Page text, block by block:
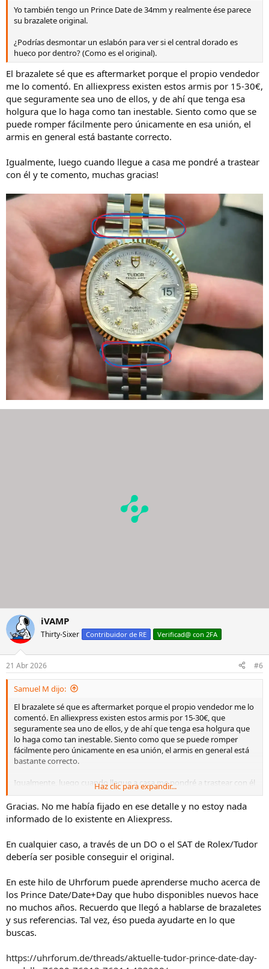
Yo también tengo un Prince Date de 34mm y realmente ése parece
su brazalete original.
¿Podrías desmontar un eslabón para ver si el central dorado es
hueco por dentro? (Como es el original).
El brazalete sé que es aftermarket porque el propio vendedor
me lo comentó. En alliexpress existen estos armis por 15-30€,
que seguramente sea uno de ellos, y de ahí que tenga esa
holgura que lo haga como tan inestable. Siento como que se
puede romper fácilmente pero únicamente en esa unión, el
armis en general está bastante correcto.
Igualmente, luego cuando llegue a casa me pondré a trastear
con él y te comento, muchas gracias!
iVAMP
Thirty-Sixer Contribuidor de RE Verificad@ con 2FA
21 Abr 2026 #6
Samuel M dijo:
El brazalete sé que es aftermarket porque el propio vendedor me lo
comentó. En alliexpress existen estos armis por 15-30€, que
seguramente sea uno de ellos, y de ahí que tenga esa holgura que
lo haga como tan inestable. Siento como que se puede romper
fácilmente pero únicamente en esa unión, el armis en general está
bastante correcto.
Igualmente, luego cuando llegue a casa me pondré a trastear con él
Ver el archivos adjunto 3479401
Haz clic para expandir...
Gracias. No me había fijado en ese detalle y no estoy nada
informado de lo existente en Aliexpress.
En cualquier caso, a través de un DO o el SAT de Rolex/Tudor
debería ser posible conseguir el original.
En este hilo de Uhrforum puede aprenderse mucho acerca de
los Prince Date/Date+Day que hubo disponibles nuevos hace
no muchos años. Recuerdo que llegó a hablarse de brazaletes
y sus referencias. Tal vez, éso pueda ayudarte en lo que
buscas.
https://uhrforum.de/threads/aktuelle-tudor-prince-date-day-